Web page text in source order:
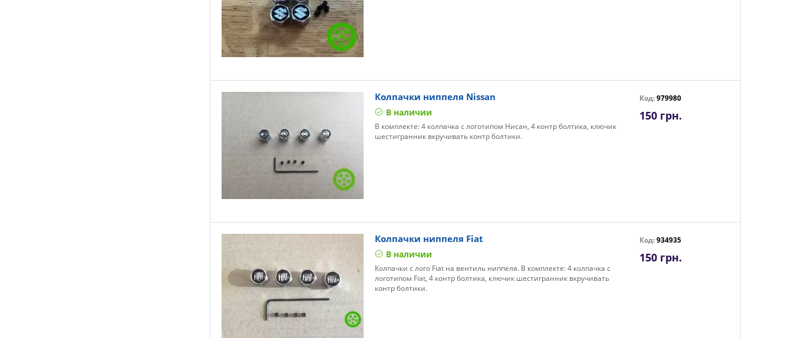
Колпачки ниппеля Nissan
В наличии
В комплекте: 4 колпачка с логотипом Нисан, 4 контр болтика, ключик
шестигранник вкручивать контр болтики.
Код:979980
150 грн.
Колпачки ниппеля Fiat
В наличии
Колпачки с лого Fiat на вентиль ниппеля. В комплекте: 4 колпачка с
логотипом Fiat, 4 контр болтика, ключик шестигранник вкручивать
контр болтики.
Код:934935
150 грн.